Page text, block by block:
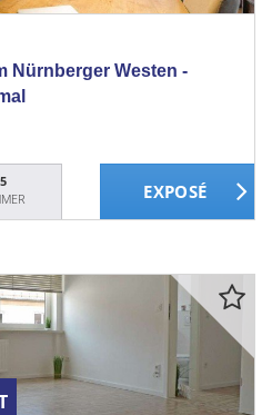
Nürnberger Westen -
5